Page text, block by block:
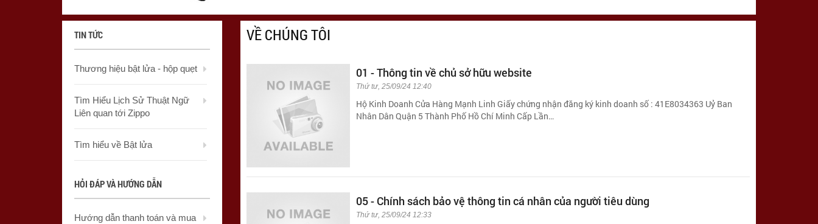
VỀ CHÚNG TÔI
01 - Thông tin về chủ sở hữu website
Thứ tư, 25/09/24 12:40
Hộ Kinh Doanh Cửa Hàng Mạnh Linh Giấy chứng nhận đăng ký kinh doanh số : 41E8034363 Uỷ Ban
Nhân Dân Quận 5 Thành Phố Hồ Chí Minh Cấp Lần…
05 - Chính sách bảo vệ thông tin cá nhân của người tiêu dùng
Thứ tư, 25/09/24 12:33
TIN TỨC
Thương hiệu bật lửa - hộp quẹt
Tìm Hiểu Lịch Sử Thuật Ngữ
Liên quan tới Zippo
Tìm hiểu về Bật lửa
HỎI ĐÁP VÀ HƯỚNG DẪN
Hướng dẫn thanh toán và mua